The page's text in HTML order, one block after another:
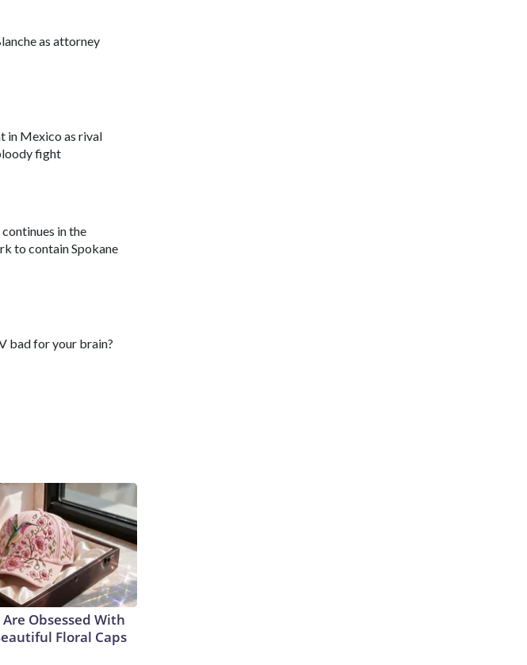
as attorney
in Mexico as rival
fight
in the
to contain Spokane
bad for your brain?
Obsessed With
Floral Caps